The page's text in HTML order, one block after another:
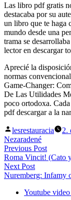
Las libro pdf gratis
destacaba por su
un libro que te haga
mundo desde una
trama se
lector en descargar
Aprecié la
normas
Game-Changer:
De Las Utilidades
poco ortodoxa.
pdf descargar a la
Posted
by
lesrestauracia 2.
Nezaradené
Navigácia
v
článku
Previous PostPrevious
post:
Roma Vincit! (Cato
Next PostNext
post:
Nuremberg: Infamy
Youtube